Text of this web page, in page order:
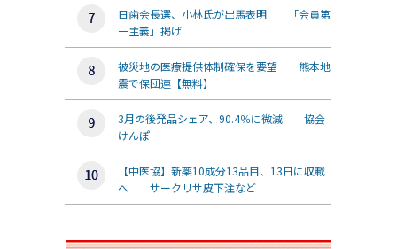
日歯会長選、小林氏が出馬表明 「会員第
一主義」掲げ
被災地の医療提供体制確保を要望 熊本地
震で保団連【無料】
3月の後発品シェア、90.4％に微減 協会
けんぽ
【中医協】新薬10成分13品目、13日に収載
へ サークリサ皮下注など